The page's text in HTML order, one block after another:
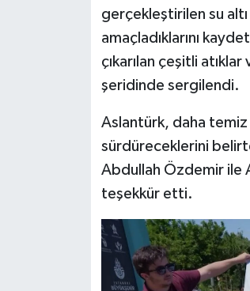
gerçekleştirilen su
amaçladıklarını
çıkarılan çeşitli
şeridinde sergilendi.
Aslantürk, daha temiz
sürdüreceklerini
Abdullah Özdemir ile
teşekkür etti.